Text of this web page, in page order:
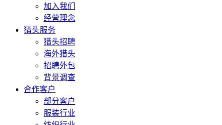
加入我们
经营理念
猎头服务
猎头招聘
海外猎头
招聘外包
背景调查
合作客户
部分客户
服装行业